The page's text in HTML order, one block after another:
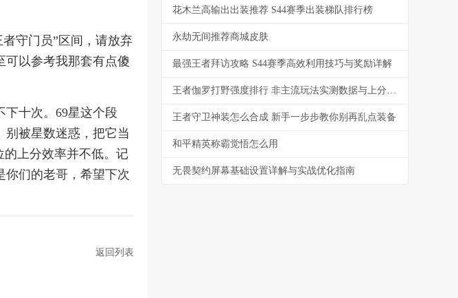
守门员”区间，请放弃
可以参考我那套有点傻
下十次。69星这个段
被星数迷惑，把它当
的上分效率并不低。记
你们的老哥，希望下次
返回列表
花木兰高输出出装推荐 S44赛季出装梯队排行榜
永劫无间推荐商城皮肤
最强王者拜访攻略 S44赛季高效利用技巧与奖励详解
王者伽罗打野强度排行 非主流玩法实测数据与上分建议
王者守卫神装怎么合成 新手一步步教你别再乱点装备
和平精英称霸觉悟怎么用
无畏契约屏幕基础设置详解与实战优化指南